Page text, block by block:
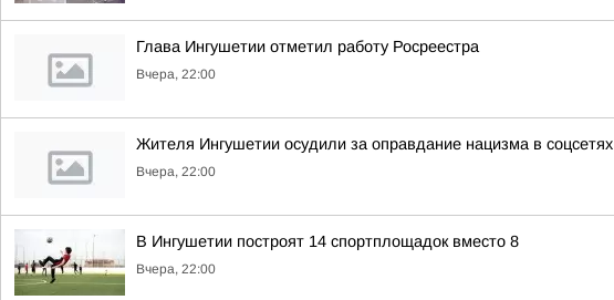
Глава Ингушетии отметил работу Росреестра
Вчера, 22:00
Жителя Ингушетии осудили за оправдание нацизма в соцсетях
Вчера, 22:00
В Ингушетии построят 14 спортплощадок вместо 8
Вчера, 22:00